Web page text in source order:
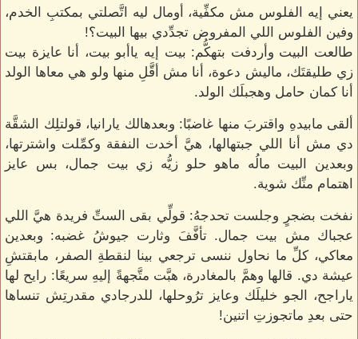
يعني إيه الفلوس مش مكفِّية، أومال ليه اتَّصلتي بمكتبِ الخدم،
وفين الفلوس اللي المفروض تجدِّدي بيها البيت؟!
طالعت البيت وأردفت بتهكُّم: بيت إيه ياأبو بيت، أنا عايزة بيت
زي طليقتَك، ماليش دعوة، أنا مش أقَّلِ منها ولو هي معاها الولد
أنا كمان حامل وهجبلَك الولد.
ألقى مابيدهِ واقتربَ منها غاضبًا: وبعدهالك يارانيا، قولتلِك الشقَّة
دي مش أنا اللي جبتهالها، هيَّ أخدت النفقة وكمِّلت واشترتها،
وبعدين البيت مالُه ماهو حلو زيُّه زي بيت جمال، بس عايز
اهتمام منِّك شوية.
نفخت بضجرٍ وجلست تحدجهُ: قولِّي بقى الستِّ فريدة هيَّ اللي
عجباك مش بيت جمال. تأفَّفَ وثارت جيوشُ غضبه: وبعدين
معاكي، كلِّ ما نحاول ننسى ترجعي بينا لنقطةِ الصفر، مابقتشِ
عيشة دي. قالها وهمَّ بالمغادرة، هبَّت متَّجهةً إليهِ سريعًا: رايح لها
ياراجح، الجو خليلَك وعايز ترُوحلها، للدرجادي مقدرتِش تنساها
حتى بعدِ ماتجوزتِ اتنين!